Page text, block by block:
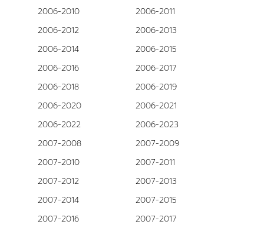
2006-2010
2006-2011
2006-2012
2006-2013
2006-2014
2006-2015
2006-2016
2006-2017
2006-2018
2006-2019
2006-2020
2006-2021
2006-2022
2006-2023
2007-2008
2007-2009
2007-2010
2007-2011
2007-2012
2007-2013
2007-2014
2007-2015
2007-2016
2007-2017